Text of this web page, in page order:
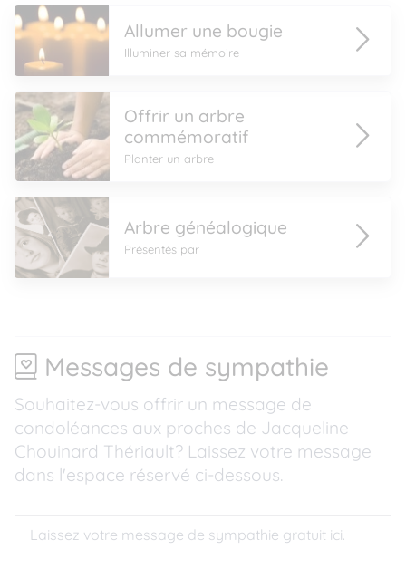
Allumer une bougie
Illuminer sa mémoire
Offrir un arbre
commémoratif
Planter un arbre
Arbre généalogique
Présentés par
Messages de sympathie
Souhaitez-vous offrir un message de
condoléances aux proches de Jacqueline
Chouinard Thériault? Laissez votre message
dans l'espace réservé ci-dessous.